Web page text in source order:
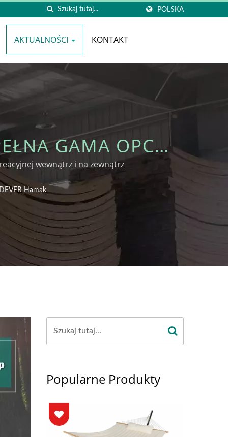
POLSKA
AKTUALNOŚCI KONTAKT
GAMA OPCJI
- WOODEVER
wewnątrz i na zewnątrz
Hamak
Popularne Produkty